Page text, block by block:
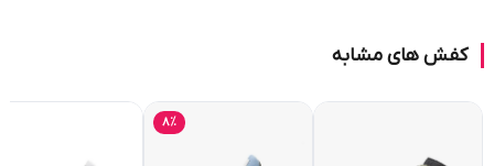
کفش های مشابه
8٪